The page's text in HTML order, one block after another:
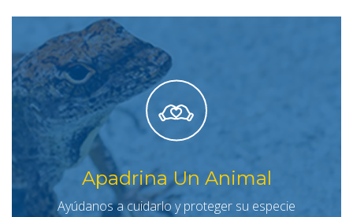
Apadrina Un Animal
Ayúdanos a cuidarlo y proteger su especie